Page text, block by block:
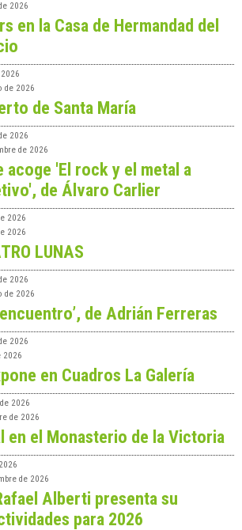
2026
en la Casa de Hermandad del
de 2026
de Santa María
2026
de 2026
acoge 'El rock y el metal a
de Álvaro Carlier
2026
2026
LUNAS
2026
de 2026
de Adrián Ferreras
2026
2026
en Cuadros La Galería
2026
de 2026
en el Monasterio de la Victoria
de 2026
Alberti presenta su
para 2026